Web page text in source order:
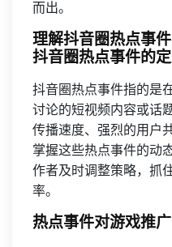
而出。
理解抖音圈热点事
抖音圈热点事件的
抖音圈热点事件指的是
讨论的短视频内容或话
传播速度、强烈的用户
掌握这些热点事件的动
作者及时调整策略，抓
率。
热点事件对游戏推